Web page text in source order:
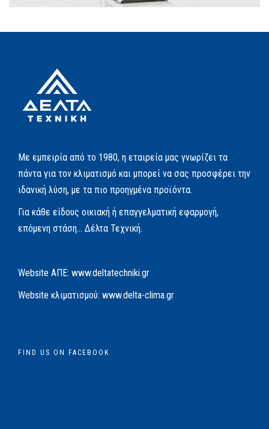
Με εμπειρία από το 1980, η εταιρεία μας γνωρίζει τα
πάντα για τον κλιματισμό και μπορεί να σας προσφέρει την
ιδανική λύση, με τα πιο προηγμένα προϊόντα.
Για κάθε είδους οικιακή ή επαγγελματική εφαρμογή,
επόμενη στάση… Δέλτα Τεχνική.
Website AΠΕ: www.deltatechniki.gr
Website κλιματισμού: www.delta-clima.gr
FIND US ON FACEBOOK